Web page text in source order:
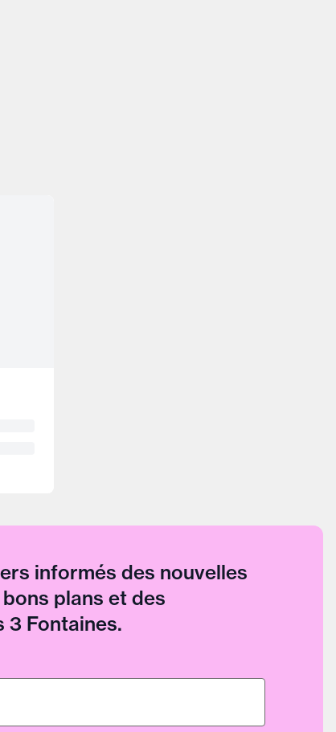
informés des nouvelles
plans et des
3 Fontaines.